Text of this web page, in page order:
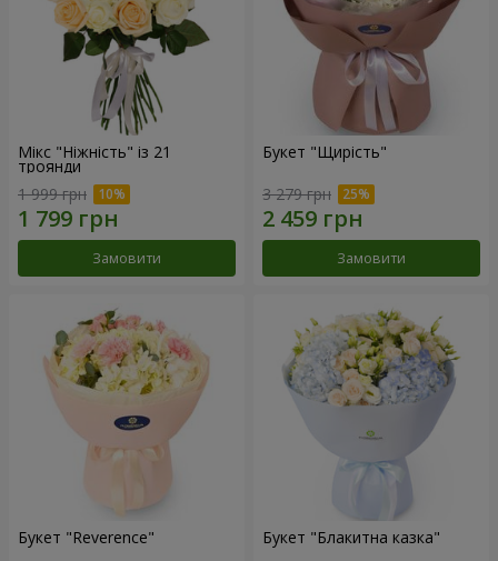
Мікс "Ніжність" із 21
троянди
1 999 грн
Замовити
Букет "Щирість"
3 279 грн
Замовити
Букет "Reverence" Букет "Блакитна казка"